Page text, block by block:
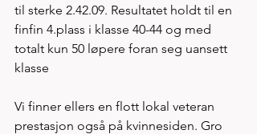
til sterke 2.42.09. Resultatet holdt til en
finfin 4.plass i klasse 40-44 og med
totalt kun 50 løpere foran seg uansett
klasse
Vi finner ellers en flott lokal veteran
prestasjon også på kvinnesiden. Gro